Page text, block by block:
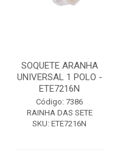
SOQUETE ARANHA
UNIVERSAL 1 POLO -
ETE7216N
Código: 7386
RAINHA DAS SETE
SKU: ETE7216N